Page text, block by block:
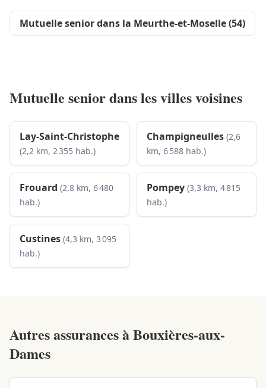
Mutuelle senior dans la Meurthe-et-Moselle (54)
Mutuelle senior dans les villes voisines
Lay-Saint-Christophe
(2,2 km, 2 355 hab.)
Champigneulles (2,6
km, 6 588 hab.)
Frouard (2,8 km, 6 480
hab.)
Pompey (3,3 km, 4 815
hab.)
Custines (4,3 km, 3 095
hab.)
Autres assurances àBouxières-aux-
Dames